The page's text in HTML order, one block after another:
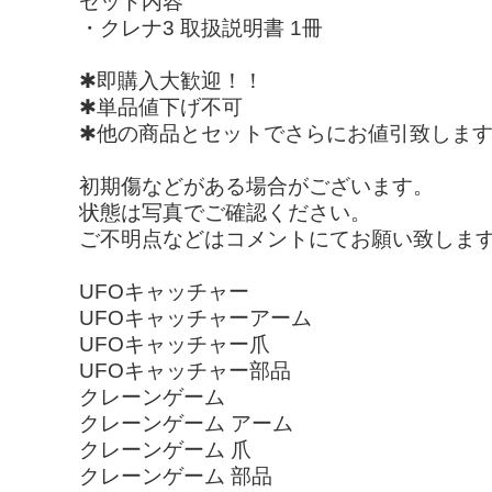
・クレナ3 取扱説明書 1冊
✱即購入大歓迎！！
✱単品値下げ不可
✱他の商品とセットでさらにお値引致します
初期傷などがある場合がございます。
状態は写真でご確認ください。
ご不明点などはコメントにてお願い致します
UFOキャッチャー
UFOキャッチャーアーム
UFOキャッチャー爪
UFOキャッチャー部品
クレーンゲーム
クレーンゲーム アーム
クレーンゲーム 爪
クレーンゲーム 部品